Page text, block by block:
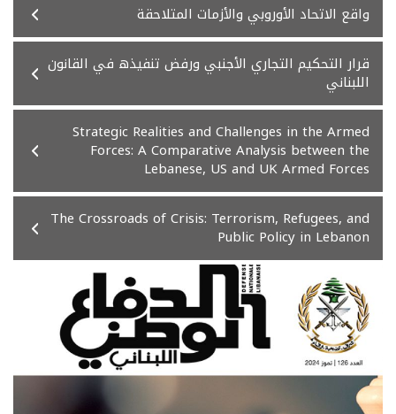
واﻗﻊ اﻻﺗﺤﺎد اﻷوروﺑﻲ واﻷزﻣﺎت اﻟﻤﺘﻼﺣﻘﺔ
ﻗﺮار اﻟﺘﺤﻜﻴﻢ اﻟﺘﺠﺎري اﻷﺟﻨﺒﻲ ورﻓﺾ ﺗﻨﻔﻴﺬه ﻓﻲ اﻟﻘﺎﻧﻮن
اﻟﻠﺒﻨﺎﻧﻲ
Strategic Realities and Challenges in the Armed
Forces: A Comparative Analysis between the
Lebanese, US and UK Armed Forces
The Crossroads of Crisis: Terrorism, Refugees, and
Public Policy in Lebanon